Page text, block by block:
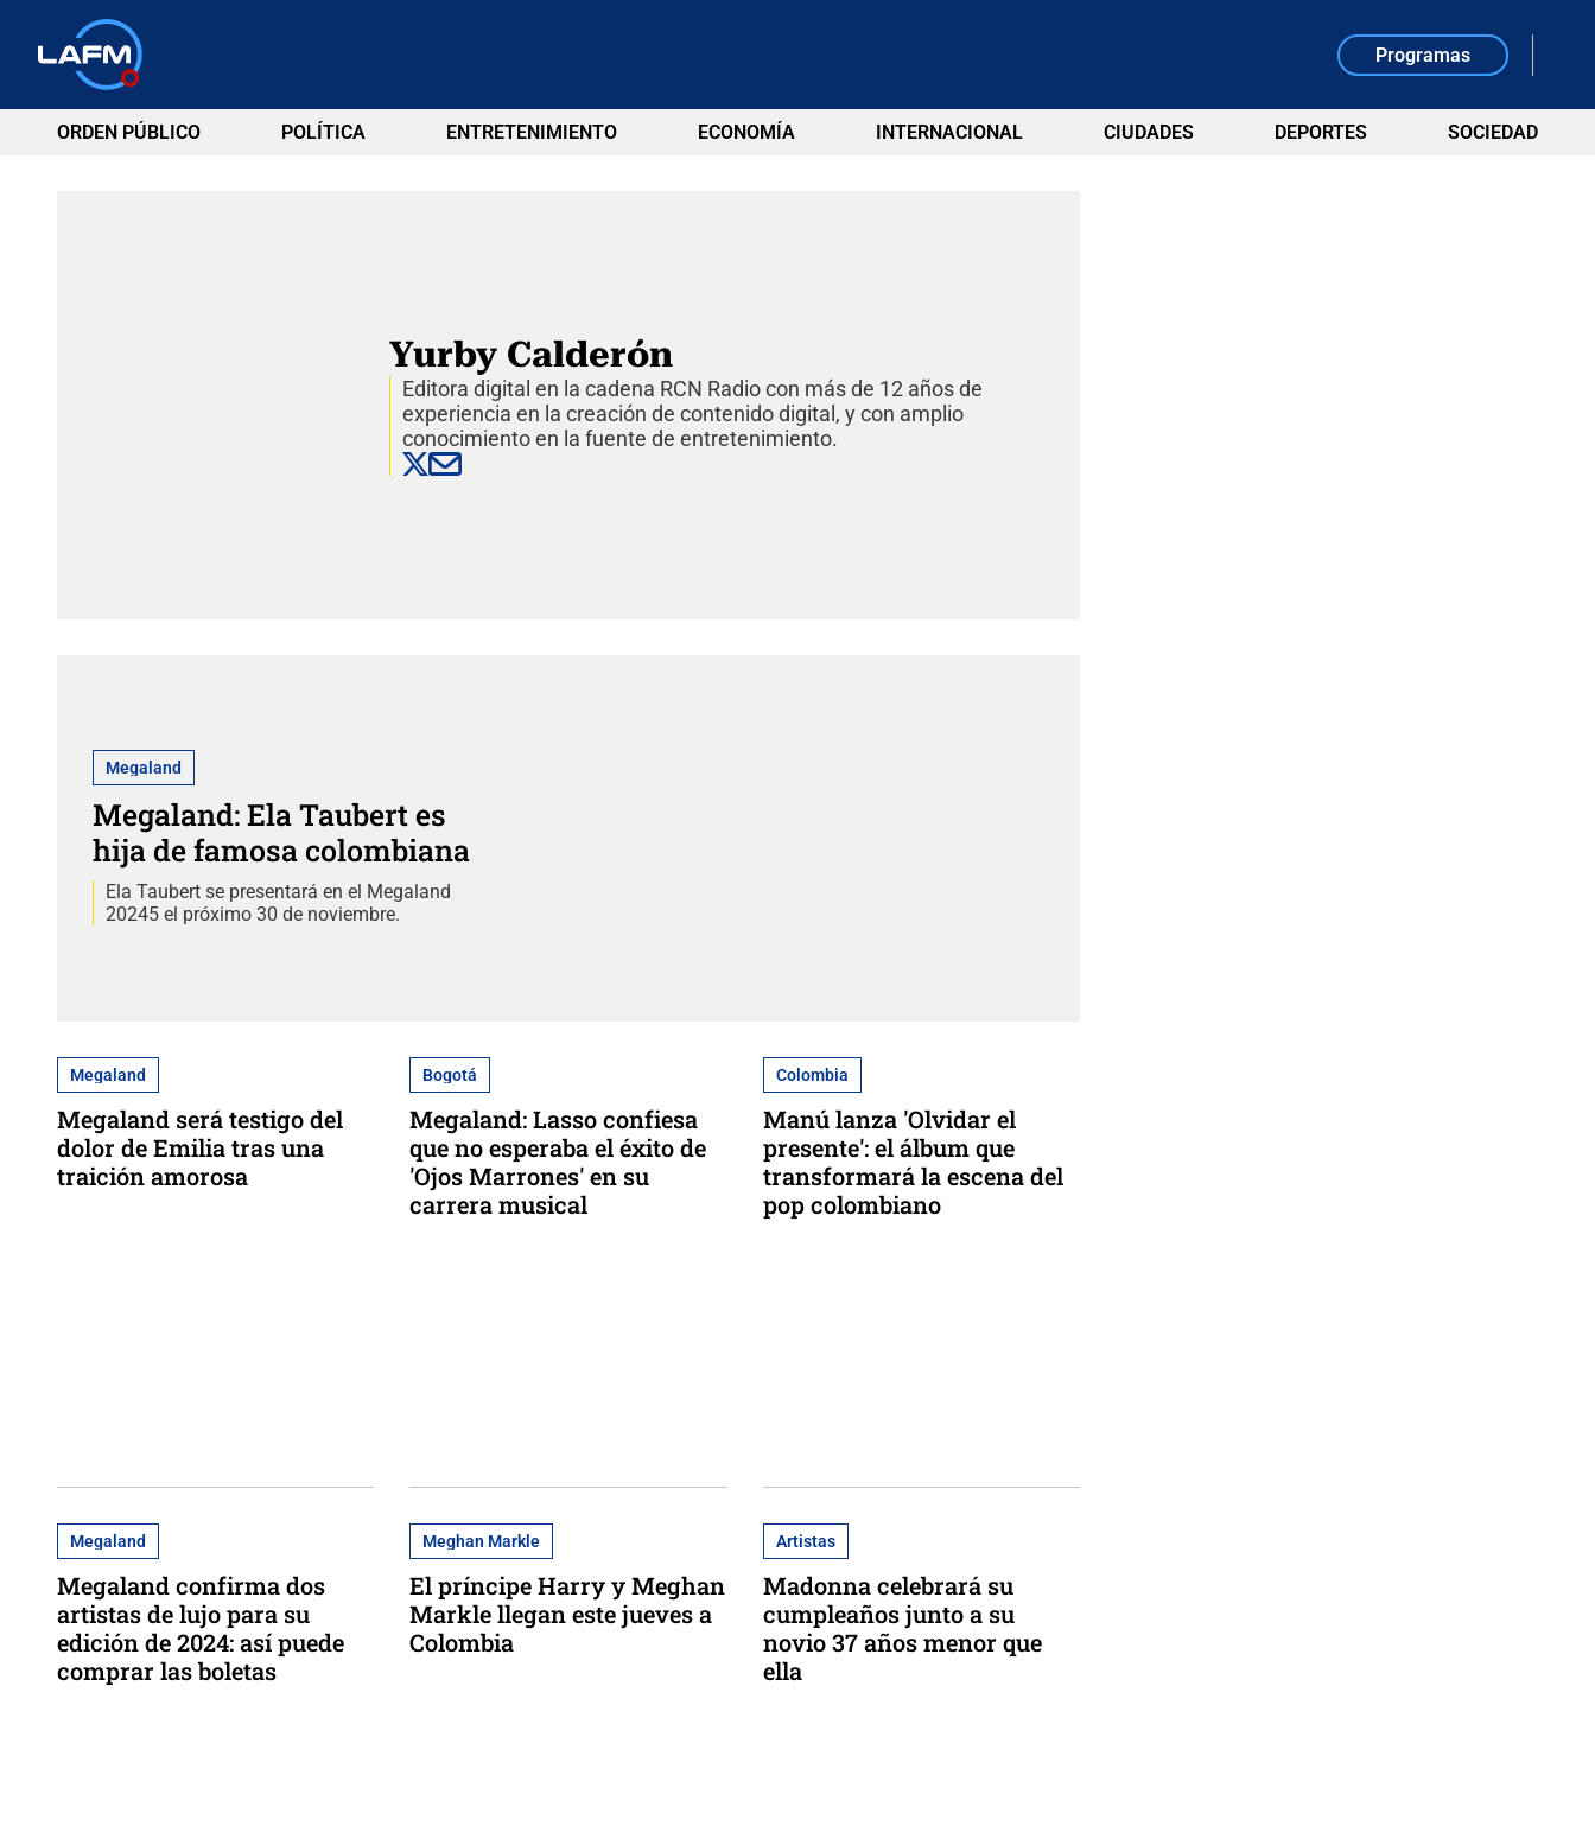
Programas
ORDEN PÚBLICO POLÍTICA ENTRETENIMIENTO ECONOMÍA INTERNACIONAL CIUDADES DEPORTES SOCIEDAD
Yurby Calderón
Editora digital en la cadena RCN Radio con más de 12 años de
experiencia en la creación de contenido digital, y con amplio
conocimiento en la fuente de entretenimiento.
Megaland
Megaland: Ela Taubert es
hija de famosa colombiana
Ela Taubert se presentará en el Megaland
20245 el próximo 30 de noviembre.
Megaland
Megaland será testigo del
dolor de Emilia tras una
traición amorosa
Bogotá
Megaland: Lasso confiesa
que no esperaba el éxito de
'Ojos Marrones' en su
carrera musical
Colombia
Manú lanza 'Olvidar el
presente': el álbum que
transformará la escena del
pop colombiano
Megaland
Megaland confirma dos
artistas de lujo para su
edición de 2024: así puede
comprar las boletas
Meghan Markle
El príncipe Harry y Meghan
Markle llegan este jueves a
Colombia
Artistas
Madonna celebrará su
cumpleaños junto a su
novio 37 años menor que
ella